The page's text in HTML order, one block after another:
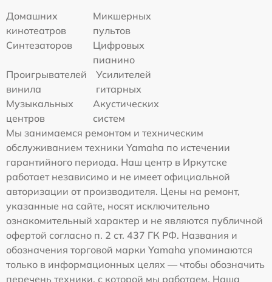
Домашних
кинотеатров
Микшерных
пультов
Синтезаторов
Цифровых
пианино
Проигрывателей
винила
Усилителей
гитарных
Музыкальных
центров
Акустических
систем
Мы занимаемся ремонтом и техническим
обслуживанием техники Yamaha по истечении
гарантийного периода. Наш центр в Иркутске
работает независимо и не имеет официальной
авторизации от производителя. Цены на ремонт,
указанные на сайте, носят исключительно
ознакомительный характер и не являются публичной
офертой согласно п. 2 ст. 437 ГК РФ. Названия и
обозначения торговой марки Yamaha упоминаются
только в информационных целях — чтобы обозначить
перечень техники, с которой мы работаем. Наша